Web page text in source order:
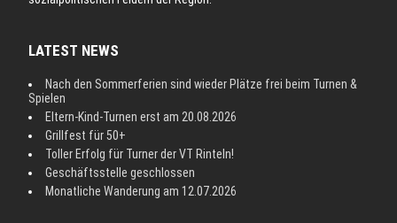
LATEST NEWS
Nach den Sommerferien sind wieder Plätze frei beim Turnen &
Spielen
Eltern-Kind-Turnen erst am 20.08.2026
Grillfest für 50+
Toller Erfolg für Turner der VT Rinteln!
Geschäftsstelle geschlossen
Monatliche Wanderung am 12.07.2026